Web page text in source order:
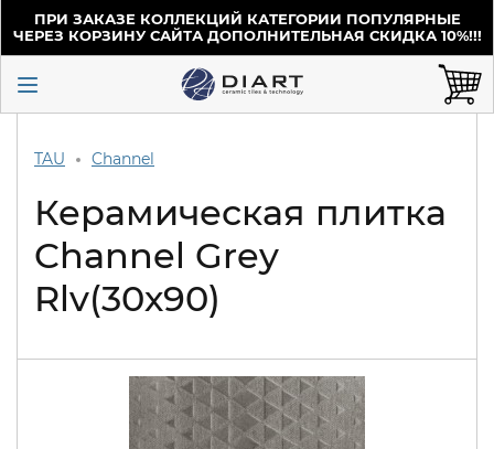
ПРИ ЗАКАЗЕ КОЛЛЕКЦИЙ КАТЕГОРИИ ПОПУЛЯРНЫЕ
ЧЕРЕЗ КОРЗИНУ САЙТА ДОПОЛНИТЕЛЬНАЯ СКИДКА 10%!!!
TAU Channel
Керамическая плитка
Channel Grey
Rlv(30х90)